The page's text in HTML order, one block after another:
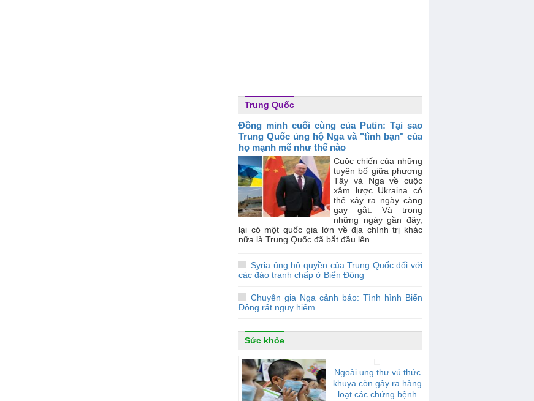
Trung Quốc
Đồng minh cuối cùng của Putin: Tại sao
Trung Quốc ủng hộ Nga và "tình bạn" của
họ mạnh mẽ như thế nào
Cuộc chiến của những
tuyên bố giữa phương
Tây và Nga về cuộc
xâm lược Ukraina có
thể xảy ra ngày càng
gay gắt. Và trong
những ngày gần đây,
lại có một quốc gia lớn về địa chính trị khác
nữa là Trung Quốc đã bắt đầu lên...
Syria ủng hộ quyền của Trung Quốc đối với
các đảo tranh chấp ở Biển Đông
Chuyên gia Nga cảnh báo: Tình hình Biển
Đông rất nguy hiểm
Sức khỏe
Ngoài ung thư vú thức
khuya còn gây ra hàng
loạt các chứng bệnh